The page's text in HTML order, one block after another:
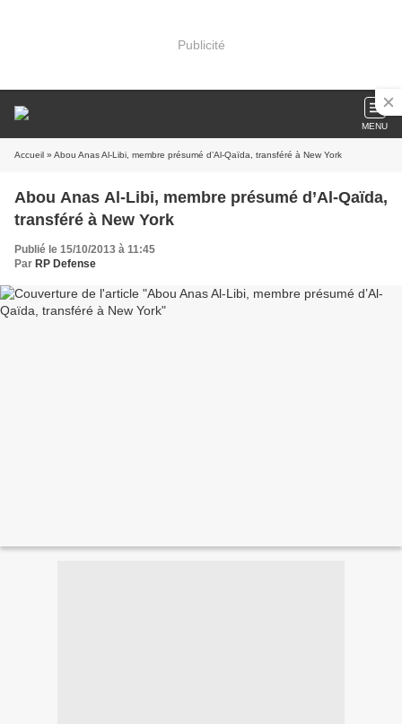
Publicité
MENU
Accueil » Abou Anas Al-Libi, membre présumé d’Al-Qaïda, transféré à New York
Abou Anas Al-Libi, membre présumé d’Al-Qaïda,
transféré à New York
Publié le 15/10/2013 à 11:45
Par RP Defense